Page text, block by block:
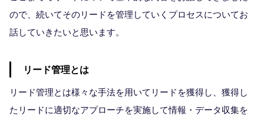
ので、続いてそのリードを管理していくプロセスについてお
話していきたいと思います。
リード管理とは
リード管理とは様々な手法を用いてリードを獲得し、獲得し
たリードに適切なアプローチを実施して情報・データ収集を